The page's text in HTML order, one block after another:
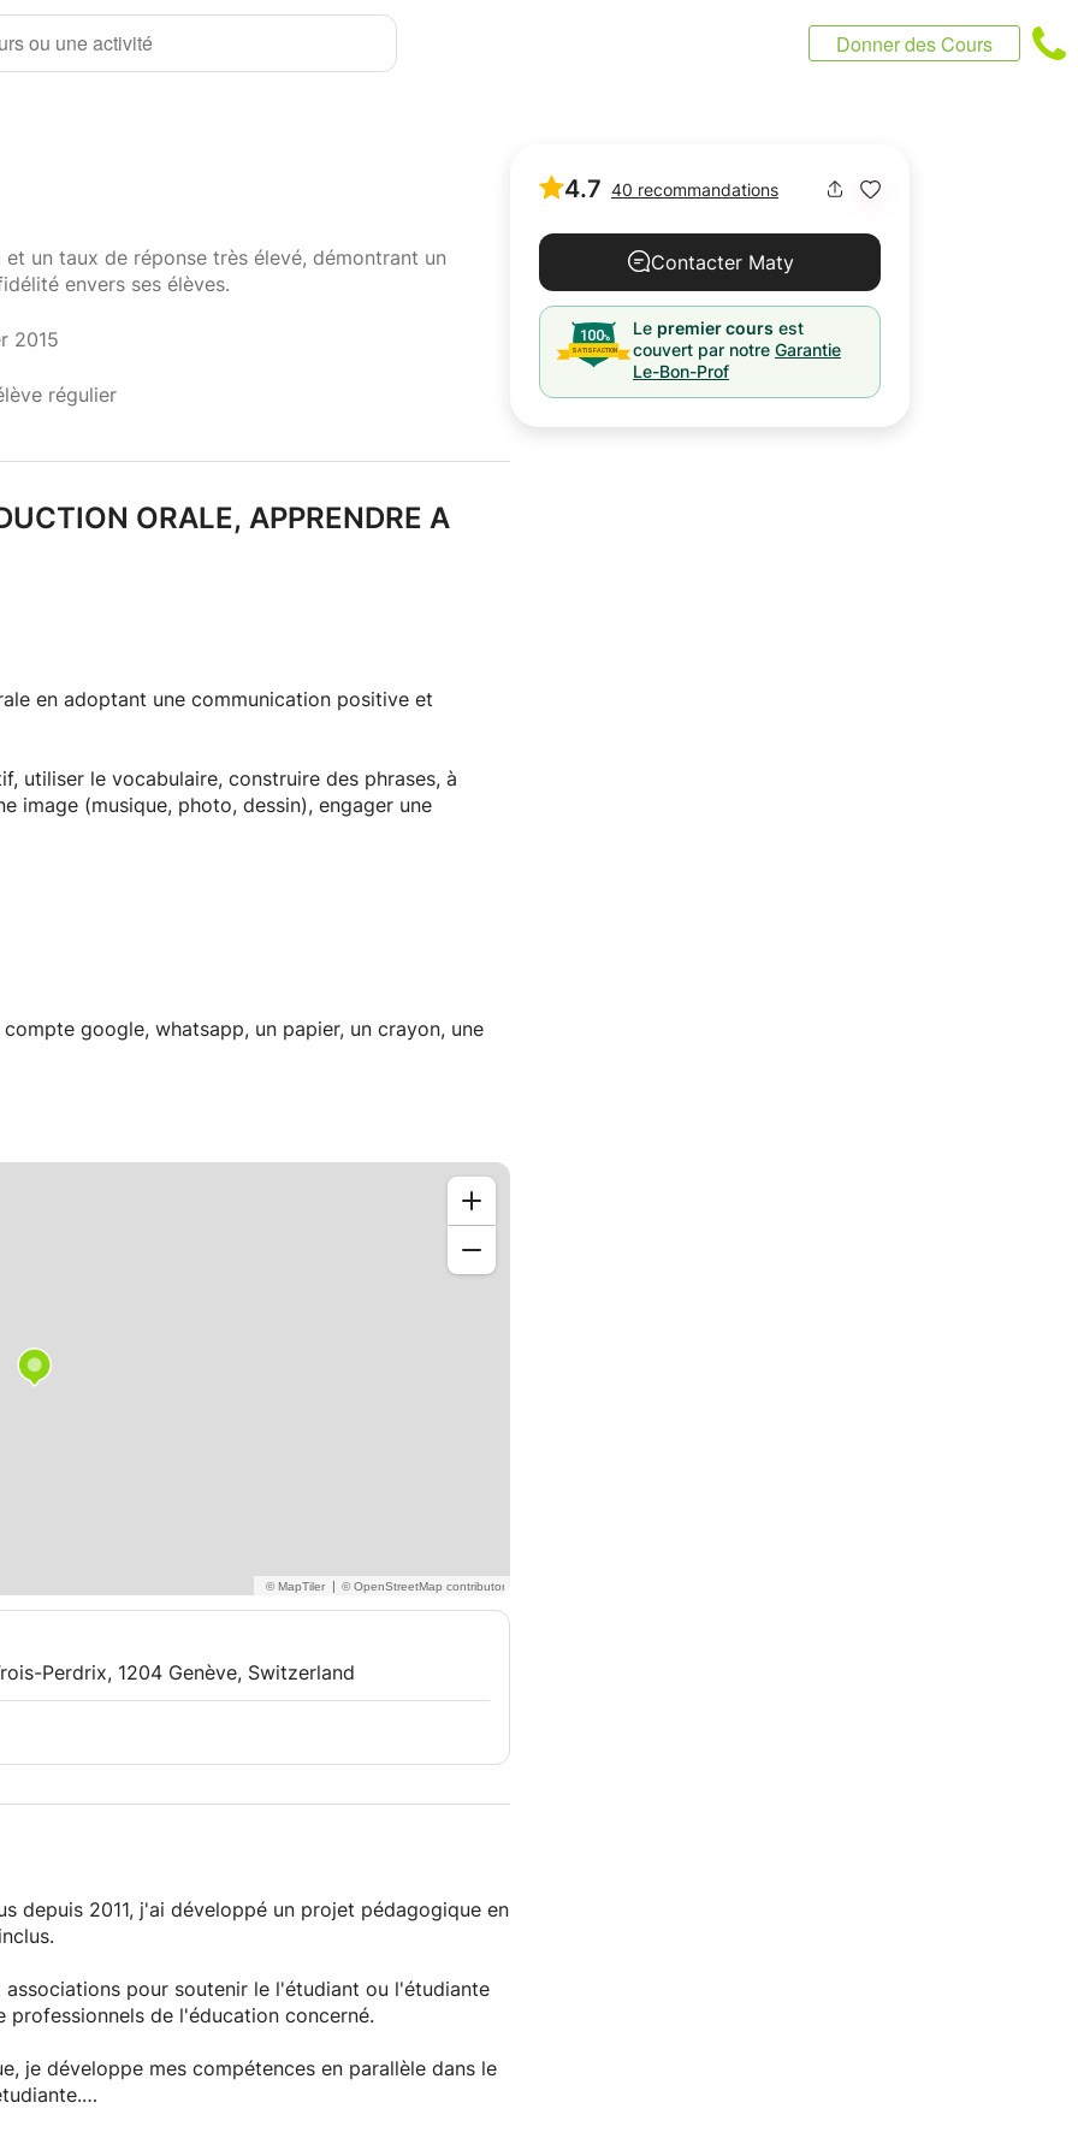
ou une activité Donner des Cours
un taux de réponse très élevé, démontrant un
envers ses élèves.
2015
régulier
ORALE, APPRENDRE A
en adoptant une communication positive et
utiliser le vocabulaire, construire des phrases, à
image (musique, photo, dessin), engager une
google, whatsapp, un papier, un crayon, une
|
Perdrix, 1204 Genève, Switzerland
depuis 2011, j'ai développé un projet pédagogique en
pour soutenir le l'étudiant ou l'étudiante
de l'éducation concerné.
je développe mes compétences en parallèle dans le
et aider à renforcer la confiance en soi de
4.7 40 recommandations
Contacter Maty
Le premier cours est
couvert par notre Garantie
Le-Bon-Prof